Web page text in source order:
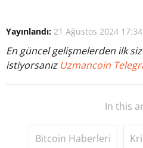
Yayınlandı: 21 Ağustos 2024 17:34
En güncel gelişmelerden ilk
istiyorsanız Uzmancoin
In this
Bitcoin Haberleri